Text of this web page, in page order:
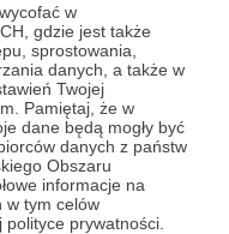
w
gdzie jest także
sprostowania,
danych, a także w
Twojej
Pamiętaj, że w
dane będą mogły być
danych z państw
Obszaru
informacje na
w tym celów
prywatności.
Patronów!
Ładniakjuż teraz!